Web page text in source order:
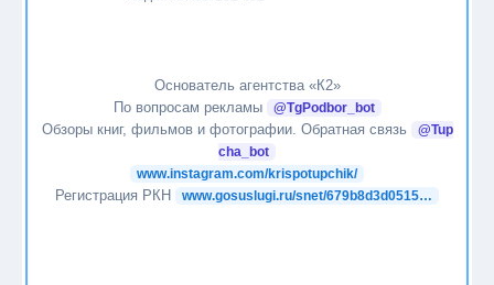
Основатель агентства «К2»
По вопросам рекламы
@TgPodbor_bot
Обзоры книг, фильмов и фотографии. Обратная связь
@Tup
cha_bot
www.instagram.com/krispotupchik/
Регистрация РКН www.gosuslugi.ru/snet/679b8d3d0515…